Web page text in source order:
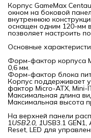
Корпус GameMax
окном на боковой
внутреннюю
оснащен одним 120-мм
позволяет настроить
Основные
Форм-фактор корпуса
0,6 мм.
Форм-фактор блока
Корпус поддерживает
фактор Micro-ATX, Mini-
Максимальная длина
Максимальная высота
На верхней панели
1USB2.0, 1USB3.1
Reset, LED для